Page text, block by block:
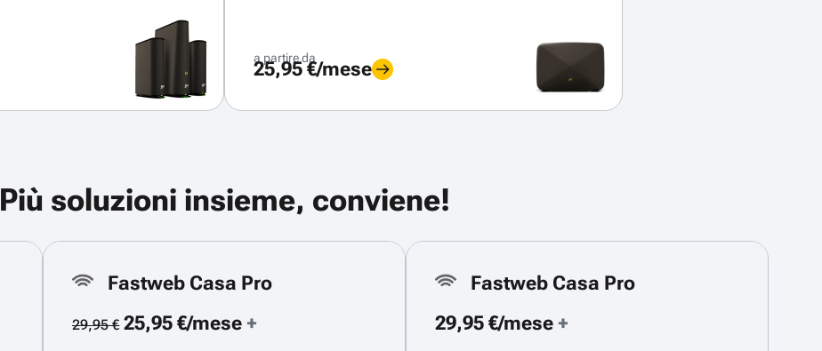
a partire da
25,95 €/mese
Più soluzioni insieme, conviene!
Fastweb Casa Pro
29,95 €25,95 €/mese +
Fastweb Casa Pro
29,95 €/mese +